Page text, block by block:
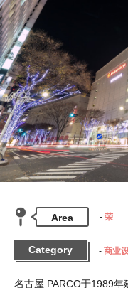
Area 荣
Category 商业
名古屋 PARCO于1989年